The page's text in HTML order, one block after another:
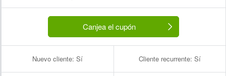
Canjea el cupón
Nuevo cliente: Sí Cliente recurrente: Sí